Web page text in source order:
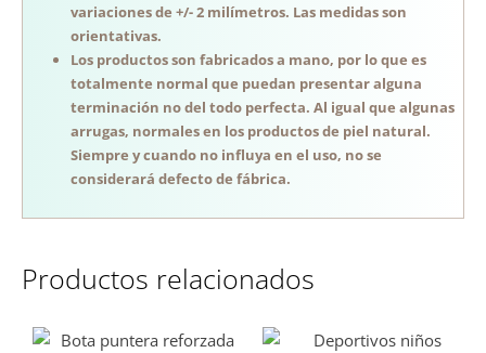
variaciones de +/- 2 milímetros. Las medidas son
orientativas.
Los productos son fabricados a mano, por lo que es
totalmente normal que puedan presentar alguna
terminación no del todo perfecta. Al igual que algunas
arrugas, normales en los productos de piel natural.
Siempre y cuando no influya en el uso, no se
considerará defecto de fábrica.
Productos relacionados